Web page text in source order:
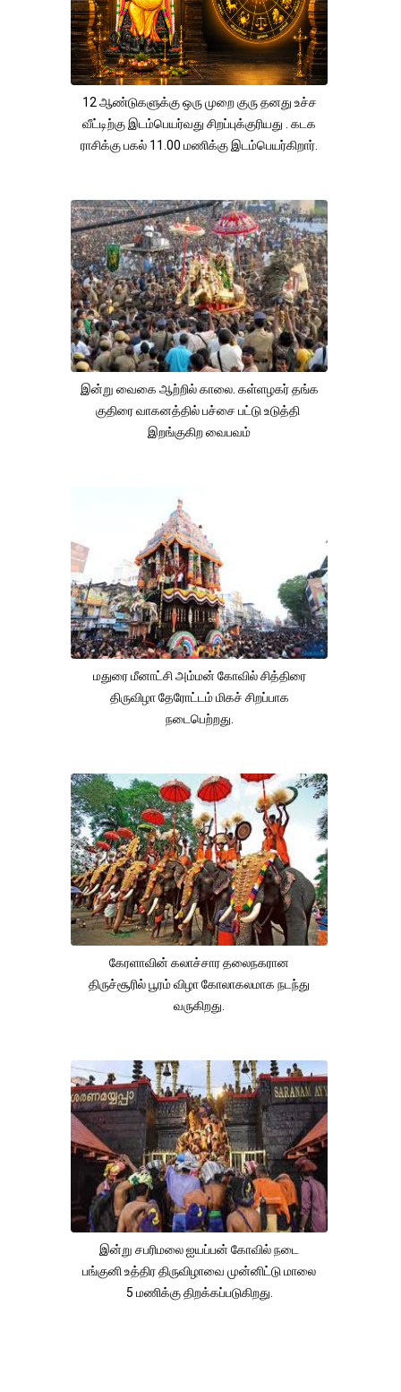
12 ஆண்டுகளுக்கு ஒரு முறை குரு தனது உச்ச
வீட்டிற்கு இடம்பெயர்வது சிறப்புக்குரியது . கடக
ராசிக்கு பகல் 11.00 மணிக்கு இடம்பெயர்கிறார்.
இன்று வைகை ஆற்றில் காலை. கள்ளழகர் தங்க
குதிரை வாகனத்தில் பச்சை பட்டு உடுத்தி
இறங்குகிற வைபவம்
மதுரை மீனாட்சி அம்மன் கோவில் சித்திரை
திருவிழா தேரோட்டம் மிகச் சிறப்பாக
நடைபெற்றது.
கேரளாவின் கலாச்சார தலைநகரான
திருச்சூரில் பூரம் விழா கோலாகலமாக நடந்து
வருகிறது.
இன்று சபரிமலை ஐயப்பன் கோவில் நடை
பங்குனி உத்திர திருவிழாவை முன்னிட்டு மாலை
5 மணிக்கு திறக்கப்படுகிறது.